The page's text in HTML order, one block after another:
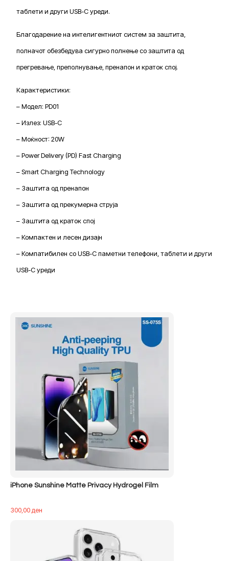
таблети и други USB-C уреди.
Благодарение на интелигентниот систем за заштита,
полначот обезбедува сигурно полнење со заштита од
прегревање, преполнување, пренапон и краток спој.
Карактеристики:
– Модел: PD01
– Излез: USB-C
– Моќност: 20W
– Power Delivery (PD) Fast Charging
– Smart Charging Technology
– Заштита од пренапон
– Заштита од прекумерна струја
– Заштита од краток спој
– Компактен и лесен дизајн
– Компатибилен со USB-C паметни телефони, таблети и други
USB-C уреди
iPhone Sunshine Matte Privacy Hydrogel Film
300,00ден